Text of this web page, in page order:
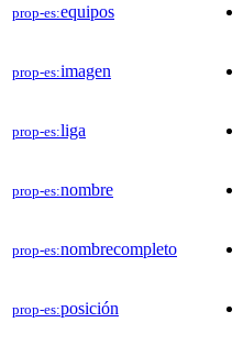
prop-es:equipos
prop-es:imagen
prop-es:liga
prop-es:nombre
prop-es:nombrecompleto
prop-es:posición